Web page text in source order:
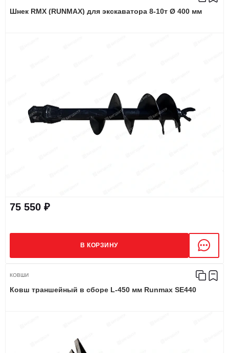
Шнек RMX (RUNMAX) для экскаватора 8-10т Ø 400 мм
75 550 ₽
В КОРЗИНУ
КОВШИ
Ковш траншейный в сборе L-450 мм Runmax SE440